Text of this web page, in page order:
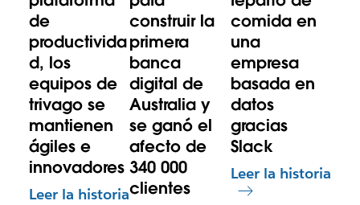
de
productivida
d, los
equipos de
trivago se
mantienen
ágiles e
innovadores
Leer la historia
construir la
primera
banca
digital de
Australia y
se ganó el
afecto de
340 000
clientes
comida en
una
empresa
basada en
datos
gracias
Slack
Leer la historia